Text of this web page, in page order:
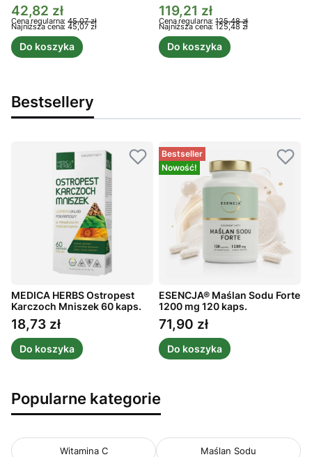
Cena promocyjna
42,82 zł
Cena regularna: 45,07 zł
Najniższa cena: 45,07 zł
Do koszyka
Cena promocyjna
119,21 zł
Cena regularna: 125,48 zł
Najniższa cena: 125,48 zł
Do koszyka
Bestsellery
MEDICA HERBS Ostropest
Karczoch Mniszek 60 kaps.
Cena
18,73 zł
Do koszyka
Bestseller
Nowość!
ESENCJA® Maślan Sodu Forte
1200 mg 120 kaps.
Cena
71,90 zł
Do koszyka
Popularne kategorie
Witamina C Maślan Sodu